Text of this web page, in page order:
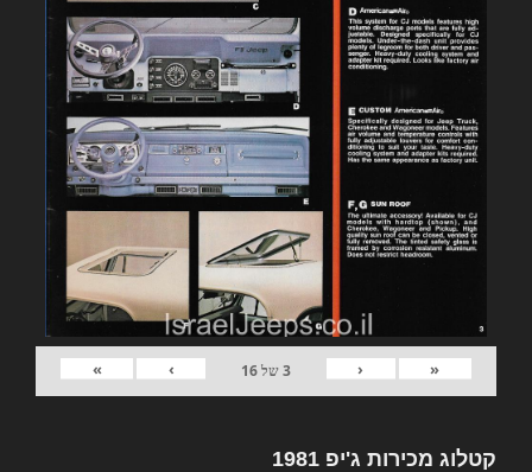
«
‹
3של16
›
»
קטלוג מכירות ג'יפ 1981